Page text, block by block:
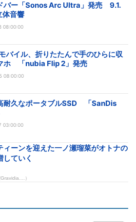
バー「Sonos Arc Ultra」発売 9.1.
体音響
08:00:00
バイル、折りたたんで手のひらに収
ホ 「nubia Flip 2」発売
08:00:00
耐久なポータブルSSD 「SanDis
03:00:00